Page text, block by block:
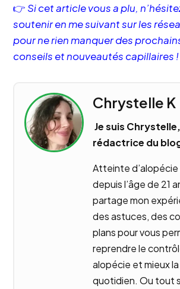
👉 Si cet article vous a plu,
soutenir en me suivant sur les
pour ne rien manquer des
conseils et nouveautés capillaires !
Chrystelle K
Je suis
rédactrice du
Atteinte
depuis l’âge de 21
partage mon
des astuces, des
plans pour vous
reprendre le
alopécie et mieux la
quotidien. Ou tout